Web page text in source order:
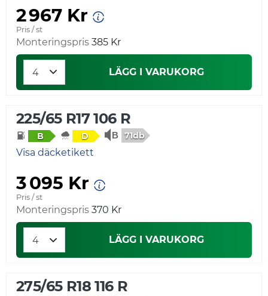
2 967 Kr
Pris / st
Monteringspris 385 Kr
LÄGG I VARUKORG
225/65 R17 106 R
B D 71db
Visa däcketikett
3 095 Kr
Pris / st
Monteringspris 370 Kr
LÄGG I VARUKORG
275/65 R18 116 R